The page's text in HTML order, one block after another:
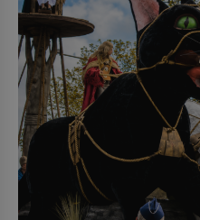
k Židům, nemá se Řím